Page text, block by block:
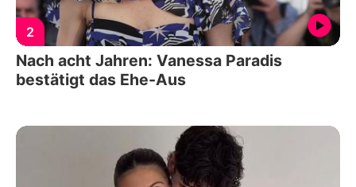
2
Nach acht Jahren: Vanessa Paradis
bestätigt das Ehe-Aus